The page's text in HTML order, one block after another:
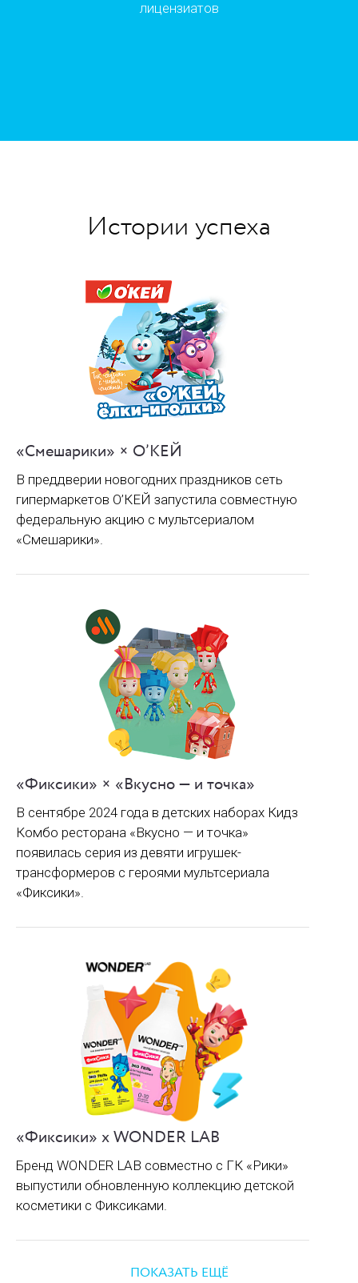
лицензиатов
Истории успеха
«Смешарики» × О’КЕЙ
В преддверии новогодних праздников сеть
гипермаркетов О’КЕЙ запустила совместную
федеральную акцию с мультсериалом
«Смешарики».
«Фиксики» × «Вкусно — и точка»
В сентябре 2024 года в детских наборах Кидз
Комбо ресторана «Вкусно — и точка»
появилась серия из девяти игрушек-
трансформеров с героями мультсериала
«Фиксики».
«Фиксики» х WONDER LAB
Бренд WONDER LAB совместно с ГК «Рики»
выпустили обновленную коллекцию детской
косметики с Фиксиками.
ПОКАЗАТЬ ЕЩЁ